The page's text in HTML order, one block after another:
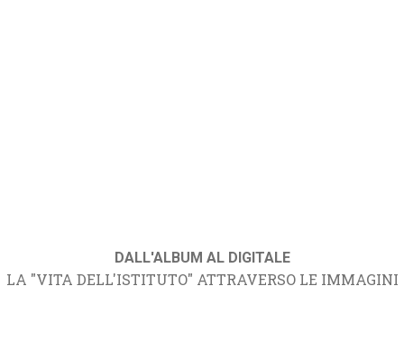
DALL'ALBUM AL DIGITALE
LA "VITA DELL'ISTITUTO" ATTRAVERSO LE IMMAGINI